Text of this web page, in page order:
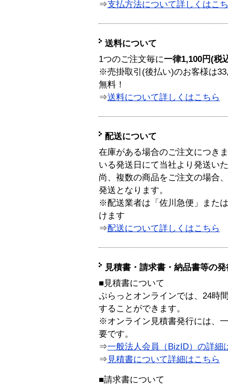
⇒支払方法について詳しくはこ
送料について
1つのご注文毎に一律1,100円(税
※売掛取引(後払い)のお客様は
無料！
⇒送料について詳しくはこちら
配送について
在庫がある場合のご注文につき
いる発送日にて当社より発送い
尚、複数の商品をご注文の場合
発送となります。
※配送業者は「佐川急便」また
けます
⇒配送について詳しくはこちら
見積書・請求書・納品書等の
■見積書について
ぷらっとオンラインでは、24時
することができます。
※オンライン見積書発行には、
要です。
⇒一般法人会員（BizID）の詳細
⇒ 見積書について詳細はこちら
■請求書について